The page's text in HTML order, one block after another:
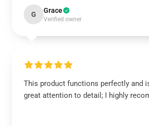
G Grace
Verified owner
This product functions perfectly and
great attention to detail; I highly